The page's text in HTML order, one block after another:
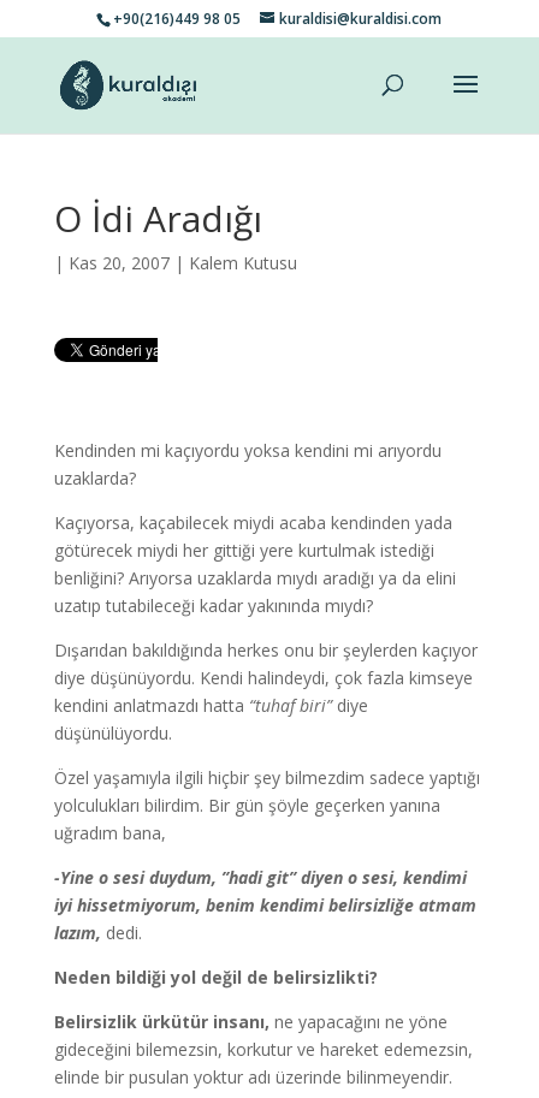
+90(216)449 98 05 kuraldisi@kuraldisi.com
O İdi Aradığı
| Kas 20, 2007 | Kalem Kutusu
Kendinden mi kaçıyordu yoksa kendini mi arıyordu
uzaklarda?
Kaçıyorsa, kaçabilecek miydi acaba kendinden yada
götürecek miydi her gittiği yere kurtulmak istediği
benliğini? Arıyorsa uzaklarda mıydı aradığı ya da elini
uzatıp tutabileceği kadar yakınında mıydı?
Dışarıdan bakıldığında herkes onu bir şeylerden kaçıyor
diye düşünüyordu. Kendi halindeydi, çok fazla kimseye
kendini anlatmazdı hatta “tuhaf biri”diye
düşünülüyordu.
Özel yaşamıyla ilgili hiçbir şey bilmezdim sadece yaptığı
yolculukları bilirdim. Bir gün şöyle geçerken yanına
uğradım bana,
-Yine o sesi duydum, ”hadi git” diyen o sesi, kendimi
iyi hissetmiyorum, benim kendimi belirsizliğe atmam
lazım, dedi.
Neden bildiği yol değil de belirsizlikti?
Belirsizlik ürkütür insanı, ne yapacağını ne yöne
gideceğini bilemezsin, korkutur ve hareket edemezsin,
elinde bir pusulan yoktur adı üzerinde bilinmeyendir.